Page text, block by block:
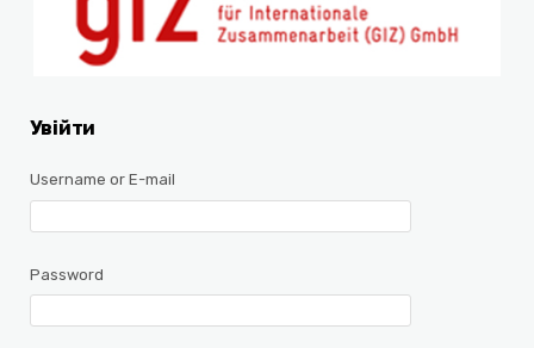
Увійти
Username or E-mail
Password